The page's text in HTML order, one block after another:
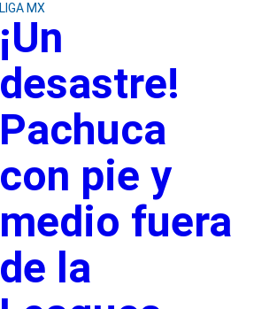
LIGA MX
¡Un
desastre!
Pachuca
con pie y
medio fuera
de la